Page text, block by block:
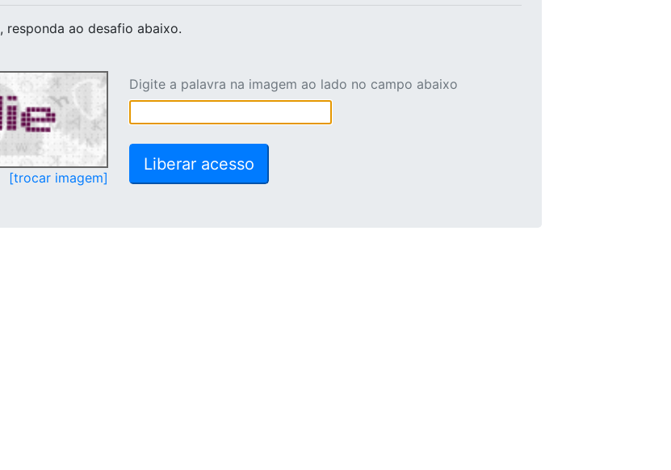
, responda ao desafio abaixo.
[trocar imagem]
Digite a palavra na imagem ao lado no campo abaixo